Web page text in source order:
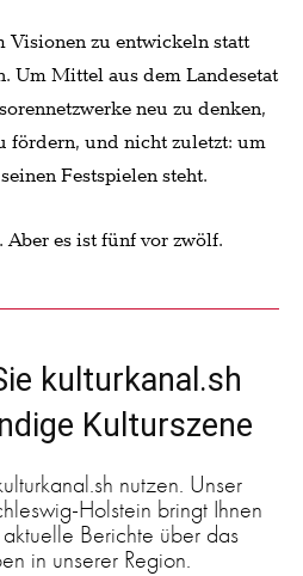
Visionen zu entwickeln statt
Um Mittel aus dem Landesetat
neu zu denken,
fördern, und nicht zuletzt: um
Festspielen steht.
Aber es ist fünf vor zwölf.
kulturkanal.sh
Kulturszene
nutzen. Unser
Holstein bringt Ihnen
Berichte über das
in unserer Region.